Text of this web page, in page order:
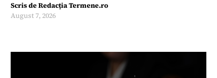
Scris deRedacția Termene.ro
August 7, 2026